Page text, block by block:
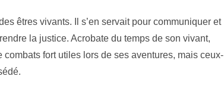
êtres vivants. Il s’en servait pour communiquer et
la justice. Acrobate du temps de son vivant,
fort utiles lors de ses aventures, mais ceux-